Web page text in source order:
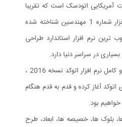
آمریکایی اتودسک است که تقریبا
در سراسر دنیا به عنوان نرم افزار شماره 1 مهندسین شناخته شده
نرم افزار استاندارد طراحی
در سراسر دنیا دارد.
طی این دوره آموزشی فارسی و کامل نرم افزار اتوکد نسخه 2016 ،
اتوکد آغاز کرده و قدم به قدم هنگام
بود.
بلوک ها، خصیصه ها، ابعاد، طرح